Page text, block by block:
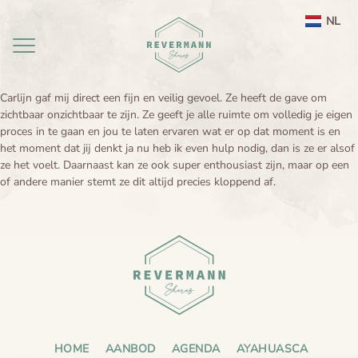
NL
EN
Home
aanbod
Ayahuasca integratie
Ayahuasca informatie
Ayahuasca ceremonie
Ayahuasca veiligheid
Reviews
Carlijn gaf mij direct een fijn en veilig gevoel. Ze heeft de gave om
zichtbaar onzichtbaar te zijn. Ze geeft je alle ruimte om volledig je eigen
proces in te gaan en jou te laten ervaren wat er op dat moment is en
het moment dat jij denkt ja nu heb ik even hulp nodig, dan is ze er alsof
ze het voelt. Daarnaast kan ze ook super enthousiast zijn, maar op een
of andere manier stemt ze dit altijd precies kloppend af.
HOME AANBOD AGENDA
AYAHUASCA